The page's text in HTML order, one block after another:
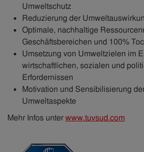
Umweltschutz
Reduzierung der
Optimale, nachhaltige
Geschäftsbereichen und 100%
Umsetzung von Umweltzielen im
wirtschaftlichen, sozialen und
Erfordernissen
Motivation und Sensibilisierung
Umweltaspekte
Mehr Infos unterwww.tuvsud.com